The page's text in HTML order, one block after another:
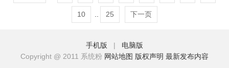
LOL泳池派对皮肤已经推出了多款不同英雄的皮肤，每一款
都吸引着众多玩家的目光。
10 25 下一页
手机版 | 电脑版
Copyright @ 2011 系统粉 网站地图 版权声明 最新发布内容